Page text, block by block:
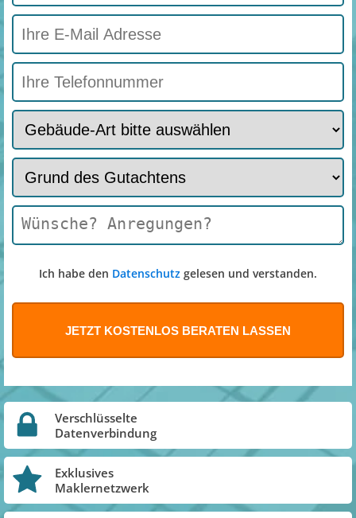
Ich habe den Datenschutz gelesen und verstanden.
Verschlüsselte
Datenverbindung
Exklusives
Maklernetzwerk